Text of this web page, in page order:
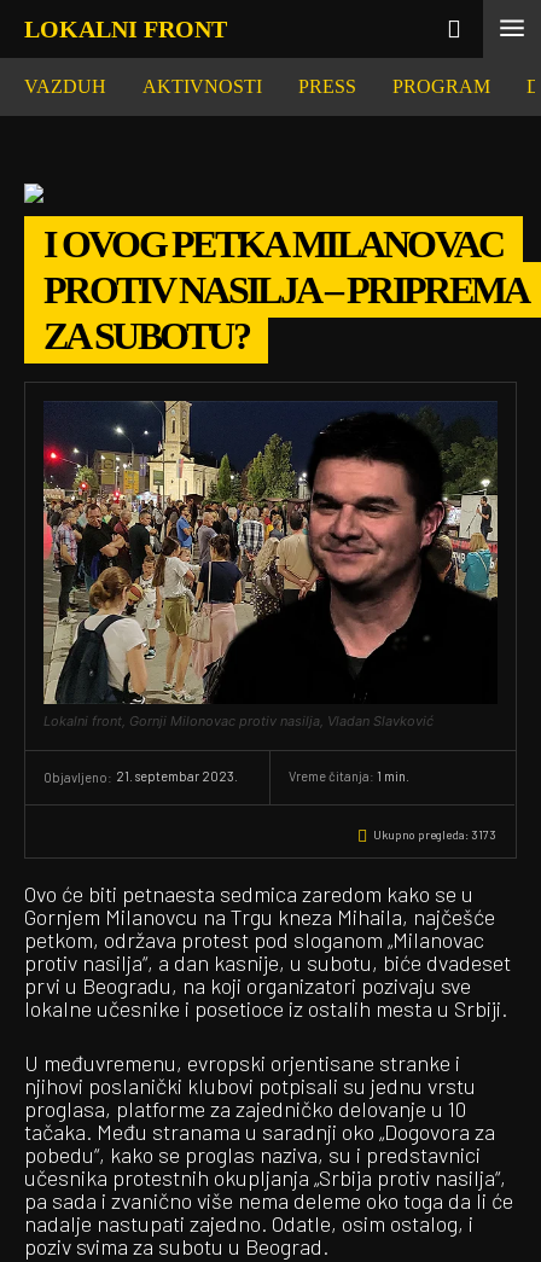
LOKALNI FRONT
VAZDUH AKTIVNOSTI PRESS PROGRAM
I OVOG PETKA MILANOVAC
PROTIV NASILJA – PRIPREMA
ZA SUBOTU?
Lokalni front, Gornji Milonovac protiv nasilja, Vladan Slavković
Objavljeno: 21. septembar 2023. Vreme čitanja: 1 min.
Ukupno pregleda: 3173
Ovo će biti petnaesta sedmica zaredom kako se u
Gornjem Milanovcu na Trgu kneza Mihaila, najčešće
petkom, održava protest pod sloganom „Milanovac
protiv nasilja“, a dan kasnije, u subotu, biće dvadeset
prvi u Beogradu, na koji organizatori pozivaju sve
lokalne učesnike i posetioce iz ostalih mesta u Srbiji.
U međuvremenu, evropski orjentisane stranke i
njihovi poslanički klubovi potpisali su jednu vrstu
proglasa, platforme za zajedničko delovanje u 10
tačaka. Među stranama u saradnji oko „Dogovora za
pobedu“, kako se proglas naziva, su i predstavnici
učesnika protestnih okupljanja „Srbija protiv nasilja“,
pa sada i zvanično više nema deleme oko toga da li će
nadalje nastupati zajedno. Odatle, osim ostalog, i
poziv svima za subotu u Beograd.